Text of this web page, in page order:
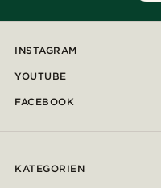
INSTAGRAM
YOUTUBE
FACEBOOK
KATEGORIEN